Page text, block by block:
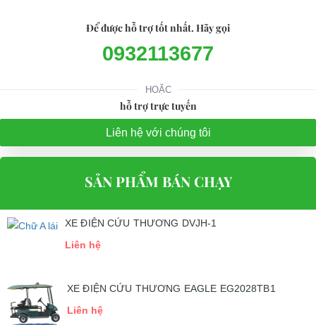
Để được hỗ trợ tốt nhất. Hãy gọi
0932113677
HOẶC
hỗ trợ trực tuyến
Liên hệ với chúng tôi
SẢN PHẨM BÁN CHẠY
XE ĐIỆN CỨU THƯƠNG DVJH-1
Liên hệ
XE ĐIỆN CỨU THƯƠNG EAGLE EG2028TB1
Liên hệ